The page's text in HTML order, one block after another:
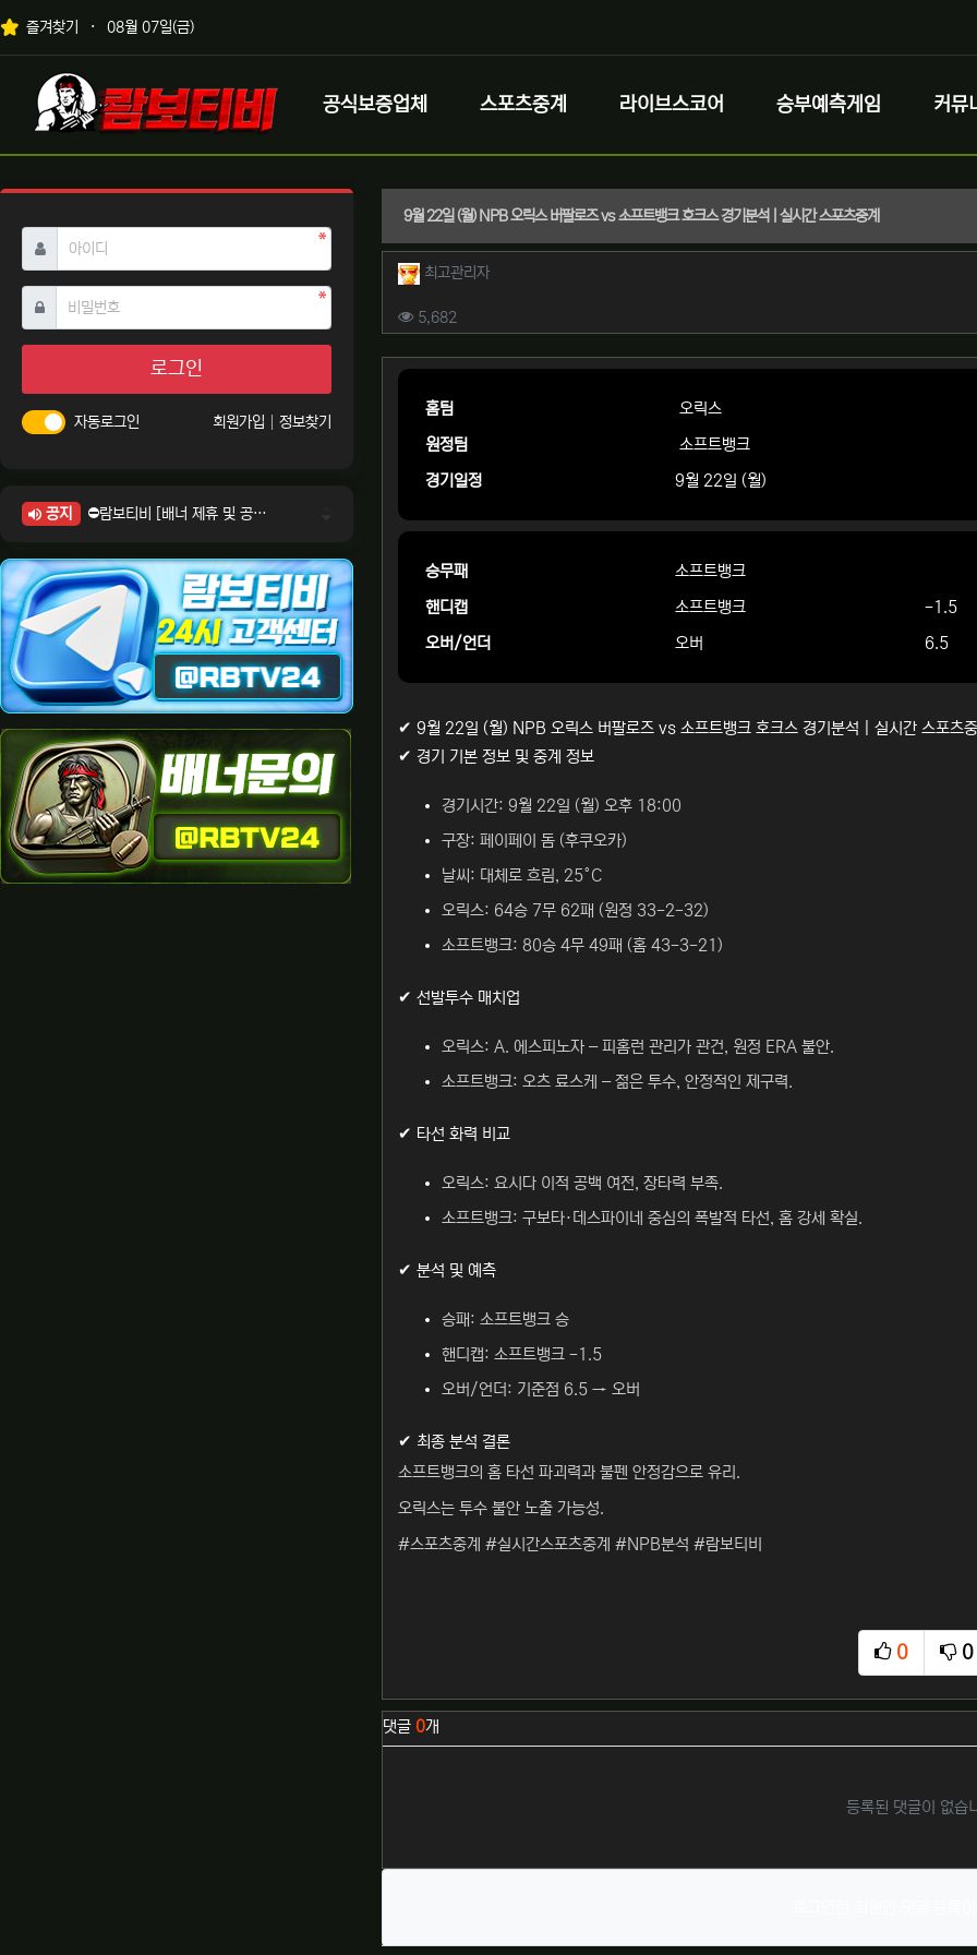
상단 네비
즐겨찾기 08월 07일(금)
메인 메뉴
로고
공식보증업체 스포츠중계 라이브스코어 승부예측게임 커뮤
9월 22일 (월) NPB 오릭스 버팔로즈 vs 소프트뱅크 호크스 경기분석 | 실시간 스포츠중계
작성자 정보
최고관리자작성
컨텐츠 정보
5,682
본문
홈팀
오릭스
원정팀
소프트뱅크
경기일정
9월 22일 (월)
승무패 소프트뱅크
핸디캡
소프트뱅크 -1.5
오버/언더
오버 6.5
✔ 9월 22일 (월) NPB 오릭스 버팔로즈 vs 소프트뱅크 호크스 경기분석 | 실시간 스포츠중
✔ 경기 기본 정보 및 중계 정보
경기시간: 9월 22일 (월) 오후 18:00
구장: 페이페이 돔 (후쿠오카)
날씨: 대체로 흐림, 25°C
오릭스: 64승 7무 62패 (원정 33-2-32)
소프트뱅크: 80승 4무 49패 (홈 43-3-21)
✔ 선발투수 매치업
오릭스: A. 에스피노자 – 피홈런 관리가 관건, 원정 ERA 불안.
소프트뱅크: 오츠 료스케 – 젊은 투수, 안정적인 제구력.
✔ 타선 화력 비교
오릭스: 요시다 이적 공백 여전, 장타력 부족.
소프트뱅크: 구보타·데스파이네 중심의 폭발적 타선, 홈 강세 확실.
✔ 분석 및 예측
승패: 소프트뱅크 승
핸디캡: 소프트뱅크 -1.5
오버/언더: 기준점 6.5 → 오버
✔ 최종 분석 결론
소프트뱅크의 홈 타선 파괴력과 불펜 안정감으로 유리.
오릭스는 투수 불안 노출 가능성.
#스포츠중계 #실시간스포츠중계 #NPB분석 #람보티비
0
추천
0
비
관련자료
댓글 0개
등록된 댓글이 없습
아이디 필수
비밀번호필수
로그인
자동로그인 회원가입 정보찾기
공지
⛔람보티비 [배너 제휴 및 공식 입점 문의 안내]
⛔람보티비 [정회원 등급UP! 안내사항]
⛔람보티비 [채팅방 이용시 주의사항]
⛔람보티비 [공식보증업체 안내]